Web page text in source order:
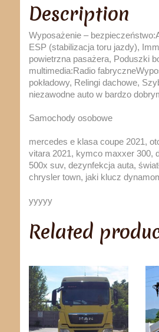
Description
Wyposażenie –
ESP (stabilizacja toru jazdy),
powietrzna pasażera, Poduszki
multimedia:Radio
pokładowy, Relingi dachowe,
niezawodne auto w bardzo
Samochody osobowe
mercedes e klasa coupe 2021,
vitara 2021, kymco maxxer 300,
500x suv, dezynfekcja auta,
chrysler town, jaki klucz
yyyyy
Related